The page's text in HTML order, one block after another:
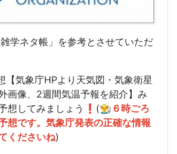
学ネタ帳」を参考とさせていただ
【気象庁HPより天気図・気象衛星
画像、2週間気温予報を紹介】み
想してみましょう❗️(👨‍🌾６時ごろ
想です。気象庁発表の正確な情報
くださいね)